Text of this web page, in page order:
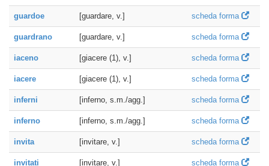
guardoe [guardare, v.] scheda forma
guardrano [guardare, v.] scheda forma
iaceno [giacere (1), v.] scheda forma
iacere [giacere (1), v.] scheda forma
inferni [inferno, s.m./agg.] scheda forma
inferno [inferno, s.m./agg.] scheda forma
invita [invitare, v.] scheda forma
invitati [invitare, v.] scheda forma